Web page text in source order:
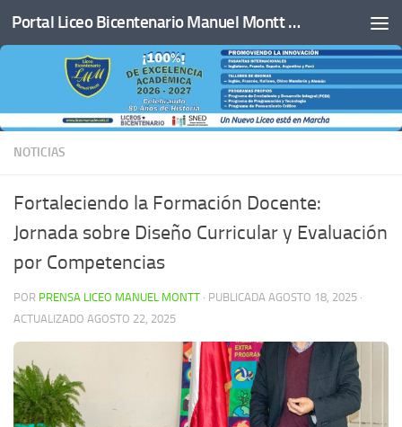
Saltar al contenido Portal Liceo Bicentenario Manuel Montt de San Javier
NOTICIAS
Fortaleciendo la Formación Docente:
Jornada sobre Diseño Curricular y Evaluación
por Competencias
POR PRENSA LICEO MANUEL MONTT · PUBLICADA AGOSTO 18, 2025 ·
ACTUALIZADO AGOSTO 22, 2025